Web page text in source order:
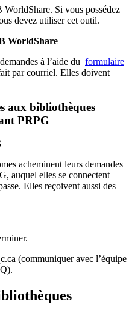
Si vous possédez
devez utiliser cet outil.
WorldShare
à l’aide du formulaire
par courriel. Elles doivent
aux bibliothèques
PRPG
acheminent leurs demandes
auquel elles se connectent
Elles reçoivent aussi des
(communiquer avec l’équipe
.